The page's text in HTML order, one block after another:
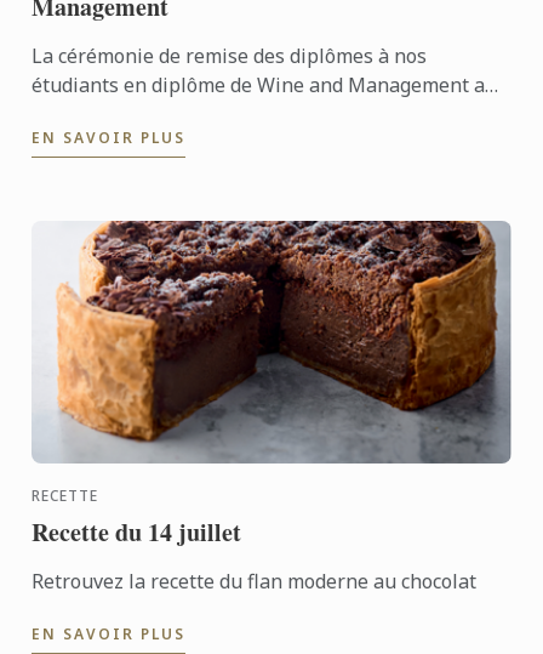
La cérémonie de remise des diplômes à nos
étudiants en diplôme de Wine and Management a
pour leur succès ...
EN SAVOIR PLUS
RECETTE
Recette du 14 juillet
Retrouvez la recette du flan moderne au chocolat
EN SAVOIR PLUS